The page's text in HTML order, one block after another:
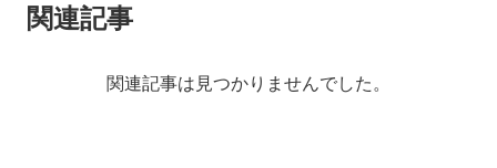
関連記事
関連記事は見つかりませんでした。